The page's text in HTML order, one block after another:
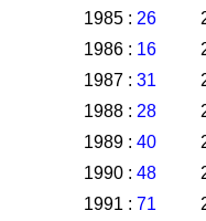
1985 : 26
1986 : 16
1987 : 31
1988 : 28
1989 : 40
1990 : 48
1991 : 71